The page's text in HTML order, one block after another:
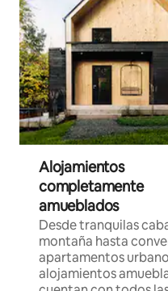
Alojamientos
completamente
amueblados
Desde tranquilas
montaña hasta
apartamentos
alojamientos